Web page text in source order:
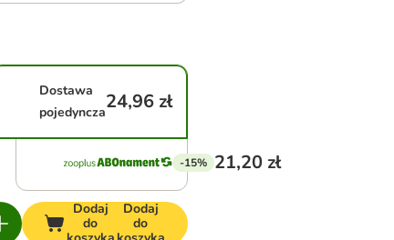
Dostawa
pojedyncza24,96 zł
-15% 21,20 zł
Dodaj
do
Dodaj
do